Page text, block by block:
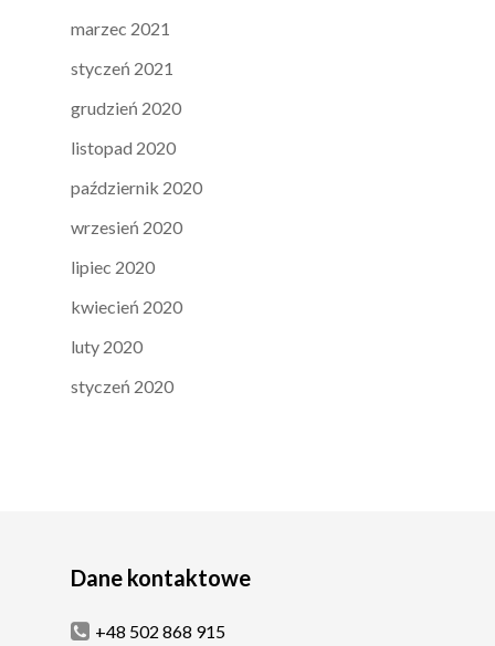
marzec 2021
styczeń 2021
grudzień 2020
listopad 2020
październik 2020
wrzesień 2020
lipiec 2020
kwiecień 2020
luty 2020
styczeń 2020
Dane kontaktowe
+48 502 868 915